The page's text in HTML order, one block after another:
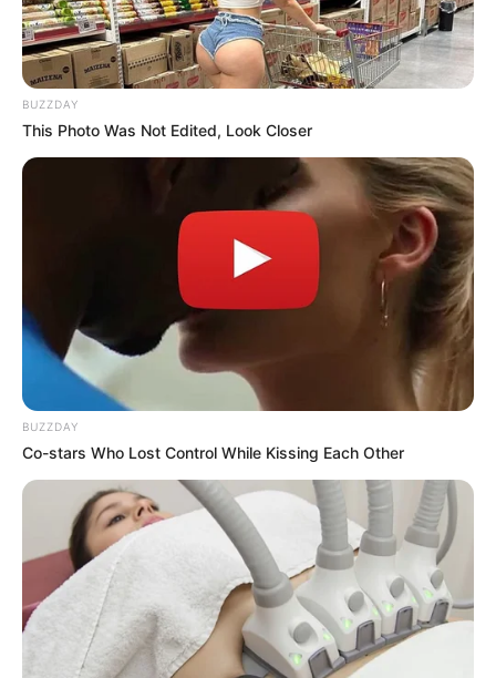
Hollywood's Inaccurate Portrayal of Reality - Take a
Remember Them? These '90s Couples Defined An
Era—See The Complete List
BRAINBERRIES
BUZZDAY
This Photo Was Not Edited, Look Closer
BUZZDAY
Co-stars Who Lost Control While Kissing Each Other